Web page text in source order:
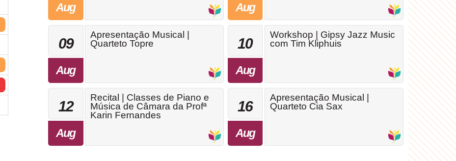
Aug Aug
09
Aug
Apresentação Musical |
Quarteto Topre
10
Aug
Workshop | Gipsy Jazz Music
com Tim Kliphuis
12
Aug
Recital | Classes de Piano e
Música de Câmara da Profª
Karin Fernandes
16
Aug
Apresentação Musical |
Quarteto Cia Sax